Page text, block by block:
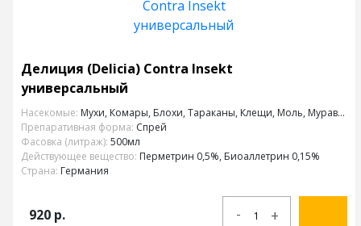
Делиция (Delicia) Contra Insekt
универсальный
Насекомые: Мухи, Комары, Блохи, Тараканы, Клещи, Моль, Муравьи, Клопы
Препаративная форма: Спрей
Фасовка (литраж): 500мл
Действующее вещество: Перметрин 0,5%, Биоаллетрин 0,15%
Страна: Германия
920 р. - +